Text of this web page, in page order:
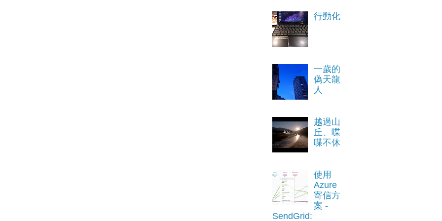
行動化
一歲的
偽天龍
人
越過山
丘、喋
喋不休
使用
Azure
寄信方
案 -
SendGrid: